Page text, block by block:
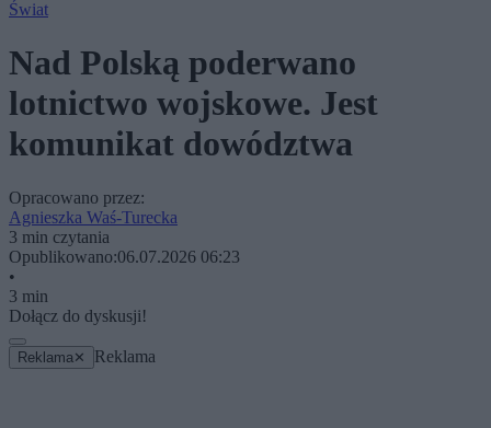
Świat
Nad Polską poderwano
lotnictwo wojskowe. Jest
komunikat dowództwa
Opracowano przez:
Agnieszka Waś-Turecka
3 min czytania
Opublikowano:06.07.2026 06:23
•
3 min
Dołącz do dyskusji!
Reklama ✕ Reklama